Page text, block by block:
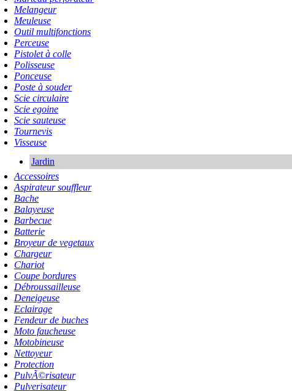
Melangeur
Meuleuse
Outil multifonctions
Perceuse
Pistolet à colle
Polisseuse
Ponceuse
Poste à souder
Scie circulaire
Scie egoine
Scie sauteuse
Tournevis
Visseuse
Jardin
Accessoires
Aspirateur souffleur
Bache
Balayeuse
Barbecue
Batterie
Broyeur de vegetaux
Chargeur
Chariot
Coupe bordures
Débroussailleuse
Deneigeuse
Eclairage
Fendeur de buches
Moto faucheuse
Motobineuse
Nettoyeur
Protection
PulvÃ©risateur
Pulverisateur